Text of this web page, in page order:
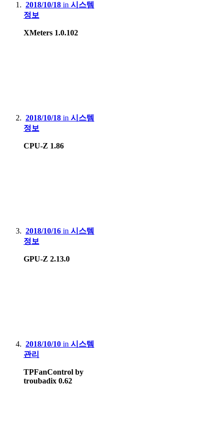
2018/10/18 in 시스템
정보
XMeters 1.0.102
2018/10/18 in 시스템
정보
CPU-Z 1.86
2018/10/16 in 시스템
정보
GPU-Z 2.13.0
2018/10/10 in 시스템
관리
TPFanControl by
troubadix 0.62